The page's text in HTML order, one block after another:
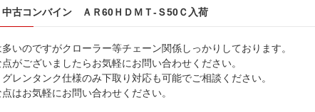
古コンバイン ＡＲ60ＨＤＭＴ-Ｓ50Ｃ入荷
いのですがクローラー等チェーン関係しっかりしております。
点がございましたらお気軽にお問い合わせください。
レンタンク仕様のみ下取り対応も可能でご相談ください。
はお気軽にお問い合わせください。